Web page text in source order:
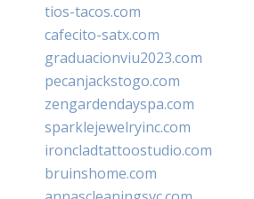
tios-tacos.com
cafecito-satx.com
graduacionviu2023.com
pecanjackstogo.com
zengardendayspa.com
sparklejewelryinc.com
ironcladtattoostudio.com
bruinshome.com